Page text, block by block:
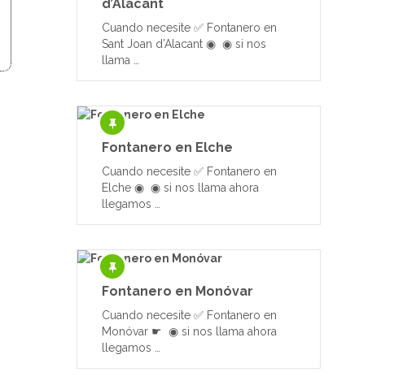
d’Alacant
Cuando necesite ✅ Fontanero en
Sant Joan d’Alacant ◉ ◉ si nos
llama …
Fontanero en Elche
Cuando necesite ✅ Fontanero en
Elche ◉ ◉ si nos llama ahora
llegamos …
Fontanero en Monóvar
Cuando necesite ✅ Fontanero en
Monóvar ☛ ◉ si nos llama ahora
llegamos …